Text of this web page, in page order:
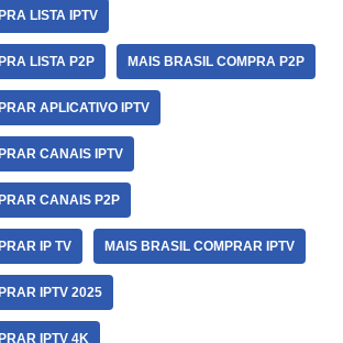
LISTA IPTV
LISTA P2P MAIS BRASIL COMPRA P2P
APLICATIVO IPTV
CANAIS IPTV
CANAIS P2P
IP TV MAIS BRASIL COMPRAR IPTV
IPTV 2025
IPTV 4K